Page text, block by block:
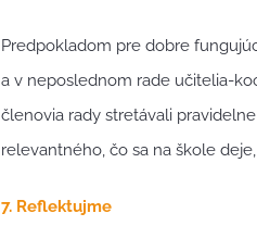
Predpokladom pre dobre
a v neposlednom rade učitelia-
členovia rady stretávali pravidelne
relevantného, čo sa na škole
7. Reflektujme